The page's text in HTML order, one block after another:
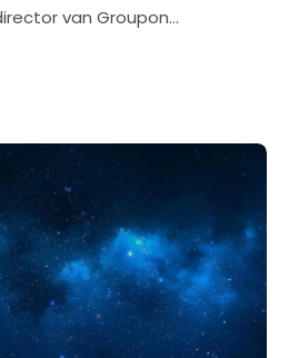
van Groupon…